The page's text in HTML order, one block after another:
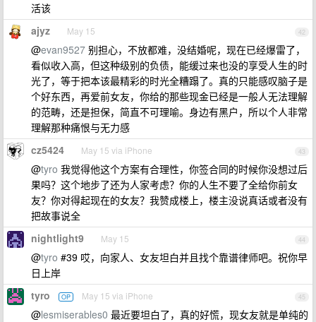
活该
42
ajyz May 15
@evan9527 别担心，不放都难，没结婚呢，现在已经爆雷了，
看似收入高，但这种级别的负债，能缓过来也没的享受人生的时
光了，等于把本该最精彩的时光全糟蹋了。真的只能感叹脑子是
个好东西，再爱前女友，你给的那些现金已经是一般人无法理解
的范畴，还是担保，简直不可理喻。身边有黑户，所以个人非常
理解那种痛恨与无力感
43
cz5424 May 15 via iPhone
@tyro 我觉得他这个方案有合理性，你签合同的时候你没想过后
果吗？这个地步了还为人家考虑？你的人生不要了全给你前女
友？你对得起现在的女友？我赞成楼上，楼主没说真话或者没有
把故事说全
44
nightlight9 May 15
@tyro #39 哎，向家人、女友坦白并且找个靠谱律师吧。祝你早
日上岸
45
tyro OP May 15 via iPhone
@lesmiserables0 最近要坦白了，真的好慌，现女友就是单纯的